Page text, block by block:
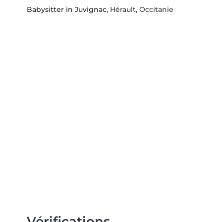
Babysitter in Juvignac, Hérault, Occitanie